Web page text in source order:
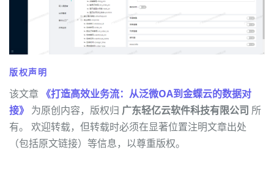
版权声明
该文章 《打造高效业务流：从泛微OA到金蝶云的数据对
接》 为原创内容，版权归 广东轻亿云软件科技有限公司 所
有。 欢迎转载，但转载时必须在显著位置注明文章出处
（包括原文链接）等信息，以尊重版权。